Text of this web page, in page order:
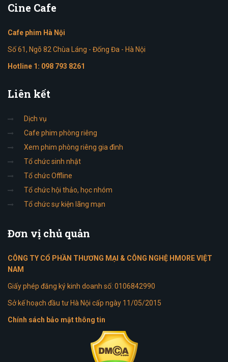
Cine Cafe
Cafe phim Hà Nội
Số 61, Ngõ 82 Chùa Láng - Đống Đa - Hà Nội
Hotline 1: 098 793 8261
Liên kết
Dịch vụ
Cafe phim phòng riêng
Xem phim phòng riêng gia đình
Tổ chức sinh nhật
Tổ chức Offline
Tổ chức hội thảo, học nhóm
Tổ chức sự kiện lãng mạn
Đơn vị chủ quản
CÔNG TY CỔ PHẦN THƯƠNG MẠI & CÔNG NGHỆ HMORE VIỆT
NAM
Giấy phép đăng ký kinh doanh số: 0106842990
Sở kế hoạch đầu tư Hà Nội cấp ngày 11/05/2015
Chính sách bảo mật thông tin